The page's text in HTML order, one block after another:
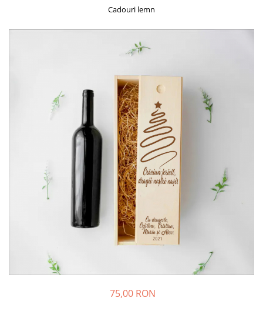
Cadouri lemn
75,00 RON